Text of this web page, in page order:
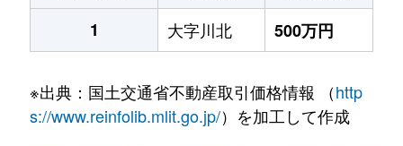
1
大字川北 500万円
※出典：国土交通省不動産取引価格情報 （http
s://www.reinfolib.mlit.go.jp/）を加工して作成